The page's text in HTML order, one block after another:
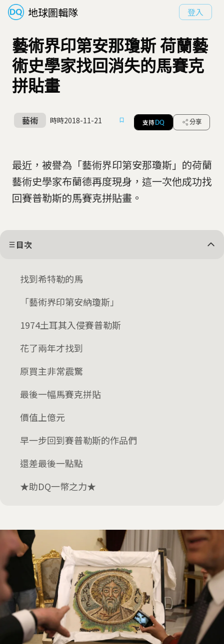
地球圖輯隊 登入
藝術界印第安那瓊斯 荷蘭藝
術史學家找回消失的馬賽克
拼貼畫
藝術 時時2018-11-21 支持 DQ 分享
最近，被譽為「藝術界印第安那瓊斯」的荷蘭
藝術史學家布蘭德再度現身，這一次他成功找
回賽普勒斯的馬賽克拼貼畫。
目次
找到希特勒的馬
「藝術界印第安納瓊斯」
1974土耳其入侵賽普勒斯
花了兩年才找到
原買主非常震驚
最後一幅馬賽克拼貼
價值上億元
早一步回到賽普勒斯的作品們
還差最後一點點
★助DQ一幣之力★